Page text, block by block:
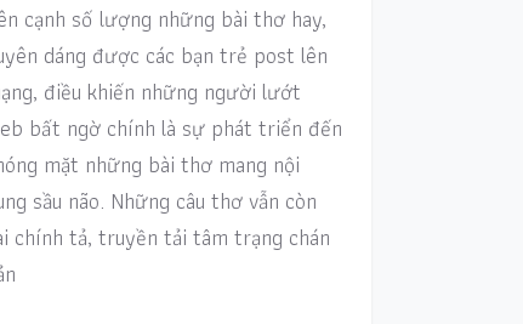
cạnh số lượng những bài thơ hay,
dáng được các bạn trẻ post lên
điều khiến những người lướt
bất ngờ chính là sự phát triển đến
mặt những bài thơ mang nội
sầu não. Những câu thơ vẫn còn
chính tả, truyền tải tâm trạng chán